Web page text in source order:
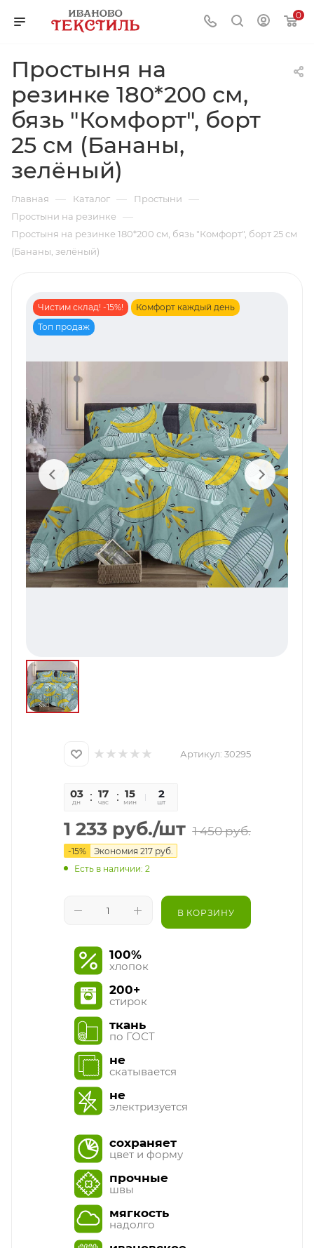
0
Простыня на
резинке 180*200 см,
бязь "Комфорт", борт
25 см (Бананы,
зелёный)
Главная — Каталог — Простыни —
Простыни на резинке —
Простыня на резинке 180*200 см, бязь "Комфорт", борт 25 см
(Бананы, зелёный)
Чистим склад! -15%!
Комфорт каждый день
Топ продаж
Артикул: 30295
03
дн
17
час
15
мин
53
сек
2
шт
1 233руб./шт 1 450руб.
-15% Экономия 217руб.
Есть в наличии: 2
В КОРЗИНУ
100%
хлопок
200+
стирок
ткань
по ГОСТ
не
скатывается
не
электризуется
сохраняет
цвет и форму
прочные
швы
мягкость
надолго